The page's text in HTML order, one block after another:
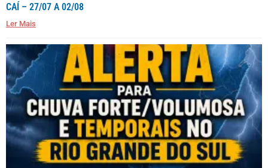
CAÍ – 27/07 A 02/08
Ler Mais